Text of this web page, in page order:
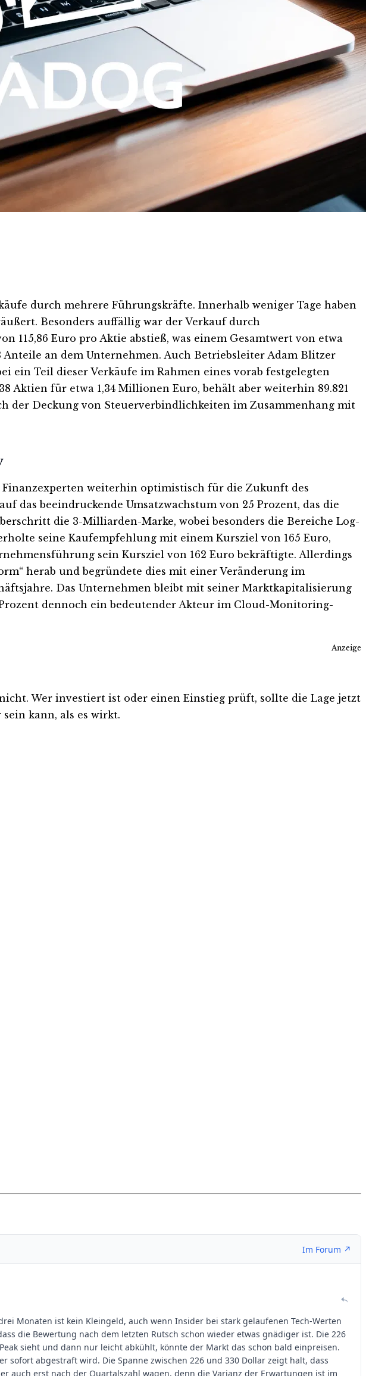
durch mehrere Führungskräfte. Innerhalb weniger Tage haben
Besonders auffällig war der Verkauf durch
115,86 Euro pro Aktie abstieß, was einem Gesamtwert von etwa
an dem Unternehmen. Auch Betriebsleiter Adam Blitzer
ein Teil dieser Verkäufe im Rahmen eines vorab festgelegten
Aktien für etwa 1,34 Millionen Euro, behält aber weiterhin 89.821
der Deckung von Steuerverbindlichkeiten im Zusammenhang mit
weiterhin optimistisch für die Zukunft des
das beeindruckende Umsatzwachstum von 25 Prozent, das die
die 3-Milliarden-Marke, wobei besonders die Bereiche Log-
seine Kaufempfehlung mit einem Kursziel von 165 Euro,
sein Kursziel von 162 Euro bekräftigte. Allerdings
herab und begründete dies mit einer Veränderung im
Das Unternehmen bleibt mit seiner Marktkapitalisierung
dennoch ein bedeutender Akteur im Cloud-Monitoring-
Anzeige
Wer investiert ist oder einen Einstieg prüft, sollte die Lage jetzt
kann, als es wirkt.